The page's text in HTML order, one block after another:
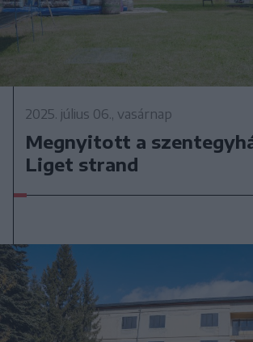
2025. július 06., vasárnap
Megnyitott a
Liget strand